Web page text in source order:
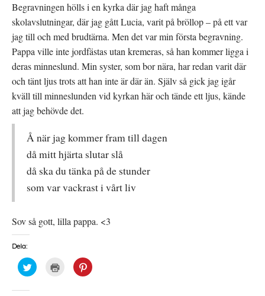
Begravningen hölls i en kyrka där jag haft många
skolavslutningar, där jag gått Lucia, varit på bröllop – på ett var
jag till och med brudtärna. Men det var min första begravning.
Pappa ville inte jordfästas utan kremeras, så han kommer ligga i
deras minneslund. Min syster, som bor nära, har redan varit där
och tänt ljus trots att han inte är där än. Själv så gick jag igår
kväll till minneslunden vid kyrkan här och tände ett ljus, kände
att jag behövde det.
Å när jag kommer fram till dagen
då mitt hjärta slutar slå
då ska du tänka på de stunder
som var vackrast i vårt liv
Sov så gott, lilla pappa. <3
Dela:
K
l
K
l